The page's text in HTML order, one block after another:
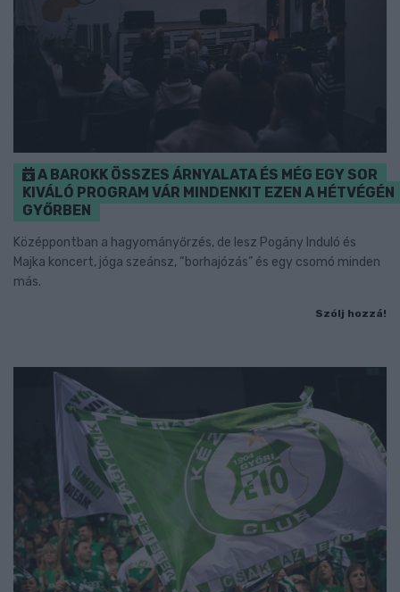
A BAROKK ÖSSZES ÁRNYALATA ÉS MÉG EGY SOR
KIVÁLÓ PROGRAM VÁR MINDENKIT EZEN A HÉTVÉGÉN
GYŐRBEN
Középpontban a hagyományőrzés, de lesz Pogány Induló és
Majka koncert, jóga szeánsz, “borhajózás” és egy csomó minden
más.
Szólj hozzá!